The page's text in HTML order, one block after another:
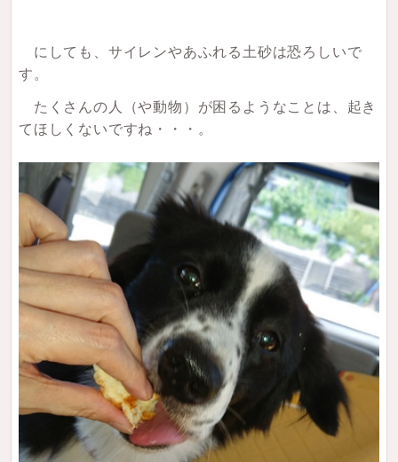
にしても、サイレンやあふれる土砂は恐ろしいで
す。
たくさんの人（や動物）が困るようなことは、起き
てほしくないですね・・・。